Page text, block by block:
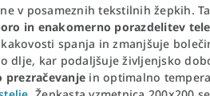
v posameznih tekstilnih žepkih.
in enakomerno porazdelitev
spanja in zmanjšuje
dlje, kar podaljšuje življenjsko
prezračevanje in optimalno